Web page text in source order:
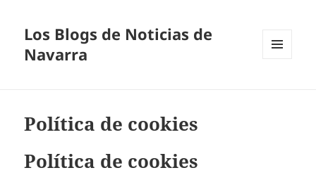
Los Blogs de Noticias de
Navarra
Política de cookies
Política de cookies